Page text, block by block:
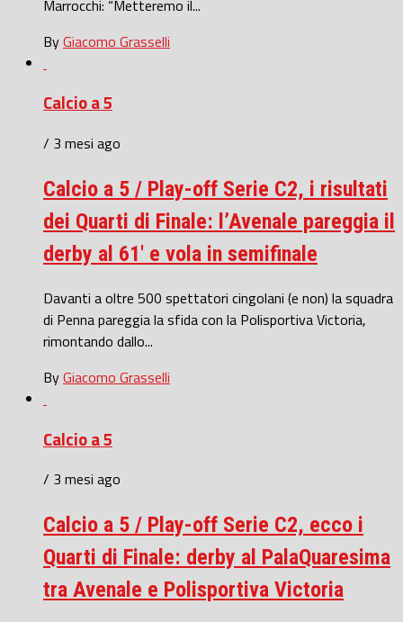
Marrocchi: “Metteremo il...
ByGiacomo Grasselli
Calcio a 5
/ 3 mesi ago
Calcio a 5 / Play-off Serie C2, i risultati
dei Quarti di Finale: l’Avenale pareggia il
derby al 61′ e vola in semifinale
Davanti a oltre 500 spettatori cingolani (e non) la squadra
di Penna pareggia la sfida con la Polisportiva Victoria,
rimontando dallo...
ByGiacomo Grasselli
Calcio a 5
/ 3 mesi ago
Calcio a 5 / Play-off Serie C2, ecco i
Quarti di Finale: derby al PalaQuaresima
tra Avenale e Polisportiva Victoria